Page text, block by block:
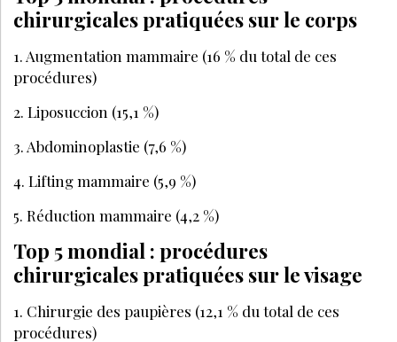
chirurgicales pratiquées sur le corps
1. Augmentation mammaire (16 % du total de ces
procédures)
2. Liposuccion (15,1 %)
3. Abdominoplastie (7,6 %)
4. Lifting mammaire (5,9 %)
5. Réduction mammaire (4,2 %)
Top 5 mondial : procédures
chirurgicales pratiquées sur le visage
1. Chirurgie des paupières (12,1 % du total de ces
procédures)